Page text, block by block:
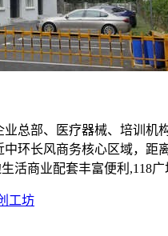
总部、医疗器械、培训机
环长风商务核心区域，
生活商业配套丰富便利
工坊